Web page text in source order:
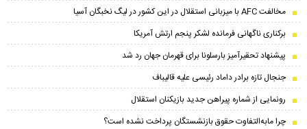
مخالفت AFC با میزبانی استقلال در این کشور در لیگ نخبگان آسیا
برکناری ناگهانی فرمانده لشکر پنجم ارتش آمریکا
پیشنهاد تحقیرآمیز بارسلونا برای قهرمان جهان رد شد
جنجال تازه برادر داماد رئیسی علیه قالیباف
رونمایی از شماره پیراهن جدید بازیکنان استقلال
چرا مابه‌التفاوت حقوق بازنشستگان پرداخت نشده است؟